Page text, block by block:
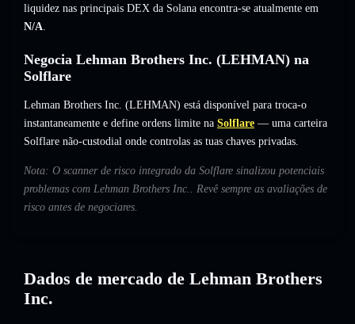
liquidez nas principais DEX da Solana encontra-se atualmente em
N/A.
Negocia Lehman Brothers Inc. (LEHMAN) na
Solflare
Lehman Brothers Inc. (LEHMAN) está disponível para troca-o
instantaneamente e define ordens limite na Solflare — uma carteira
Solflare não-custodial onde controlas as tuas chaves privadas.
Nota: O scanner de risco integrado da Solflare sinalizou potenciais
problemas com Lehman Brothers Inc.. Revê sempre as avaliações de
risco antes de negociares.
Dados de mercado de Lehman Brothers
Inc.